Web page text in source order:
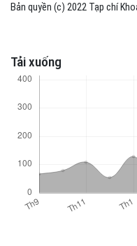
Tải xuống
Bản quyền (c) 2022 Tạp chí